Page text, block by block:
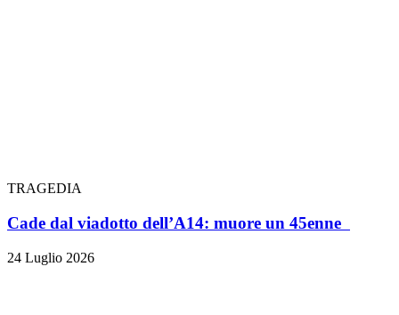
TRAGEDIA
Cade dal viadotto dell’A14: muore un 45enne
24 Luglio 2026